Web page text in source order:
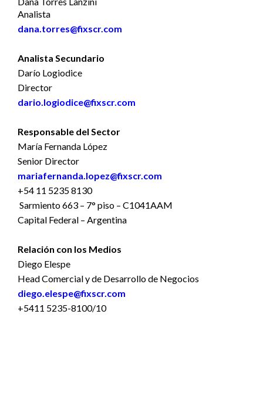
Analista
dana.torres@fixscr.com
Analista Secundario
Darío Logiodice
Director
dario.logiodice@fixscr.com
Responsable del Sector
María Fernanda López
Senior Director
mariafernanda.lopez@fixscr.com
+54 11 5235 8130
Sarmiento 663 – 7° piso – C1041AAM
Capital Federal – Argentina
Relación con los Medios
Diego Elespe
Head Comercial y de Desarrollo de Negocios
diego.elespe@fixscr.com
+5411 5235-8100/10